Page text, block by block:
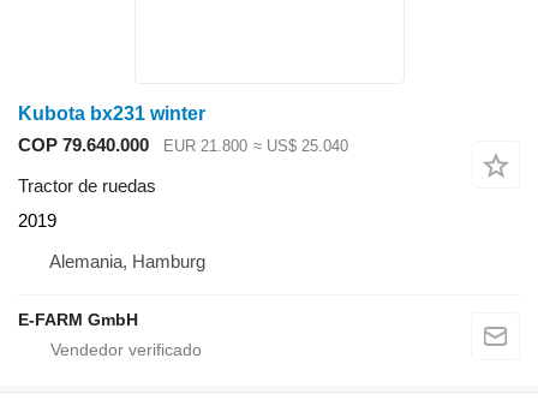
Kubota bx231 winter
COP 79.640.000
EUR 21.800 ≈ US$ 25.040
Tractor de ruedas
2019
Alemania, Hamburg
E-FARM GmbH